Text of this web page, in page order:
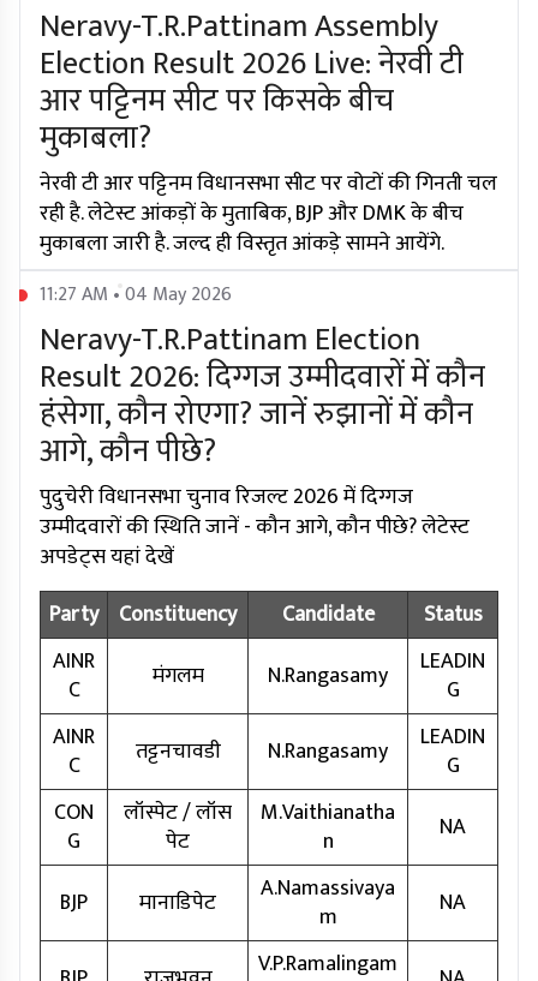
Neravy-T.R.Pattinam Assembly
Election Result 2026 Live: नेरवी टी
आर पट्टिनम सीट पर किसके बीच
मुकाबला?
नेरवी टी आर पट्टिनम विधानसभा सीट पर वोटों की गिनती चल
रही है. लेटेस्ट आंकड़ों के मुताबिक, BJP और DMK के बीच
मुकाबला जारी है. जल्द ही विस्तृत आंकड़े सामने आयेंगे.
11:27 AM • 04 May 2026
Neravy-T.R.Pattinam Election
Result 2026: दिग्गज उम्मीदवारों में कौन
हंसेगा, कौन रोएगा? जानें रुझानों में कौन
आगे, कौन पीछे?
पुदुचेरी विधानसभा चुनाव रिजल्ट 2026 में दिग्गज
उम्मीदवारों की स्थिति जानें - कौन आगे, कौन पीछे? लेटेस्ट
अपडेट्स यहां देखें
Party Constituency Candidate
Status
AINR
C
मंगलम N.Rangasamy
LEADIN
G
AINR
C
तट्टनचावडी N.Rangasamy
LEADIN
G
CON
G
लॉस्पेट / लॉस
पेट
M.Vaithianatha
n
NA
BJP मानाडिपेट
A.Namassivaya
m
NA
V.P.Ramalingam